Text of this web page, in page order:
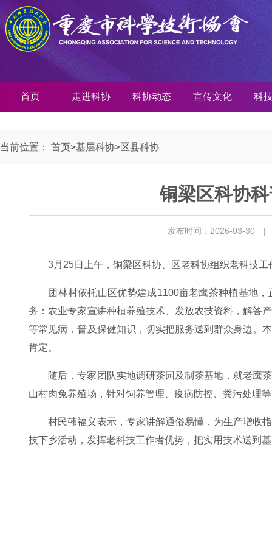
首页 走进科协 科协动态 宣传文化 科
当前位置： 首页>基层科协>区县科协
铜梁区科协
发布时间：2026-03-30 |
3月25日上午，铜梁区科协、区老科协组织老科技
团林村依托山区优势建成1100亩老鹰茶种植基地
务：农业专家宣讲种植养殖技术、发放农技资料，解答
等常见病，普及保健知识，切实把服务送到群众身边。
肯定。
随后，专家团队实地调研茶园及制茶基地，就老鹰
山村肉兔养殖场，针对饲养管理、疫病防控、粪污处理
村民韩福义表示，专家讲解通俗易懂，为生产增收
技下乡活动，发挥老科技工作者优势，把实用技术送到